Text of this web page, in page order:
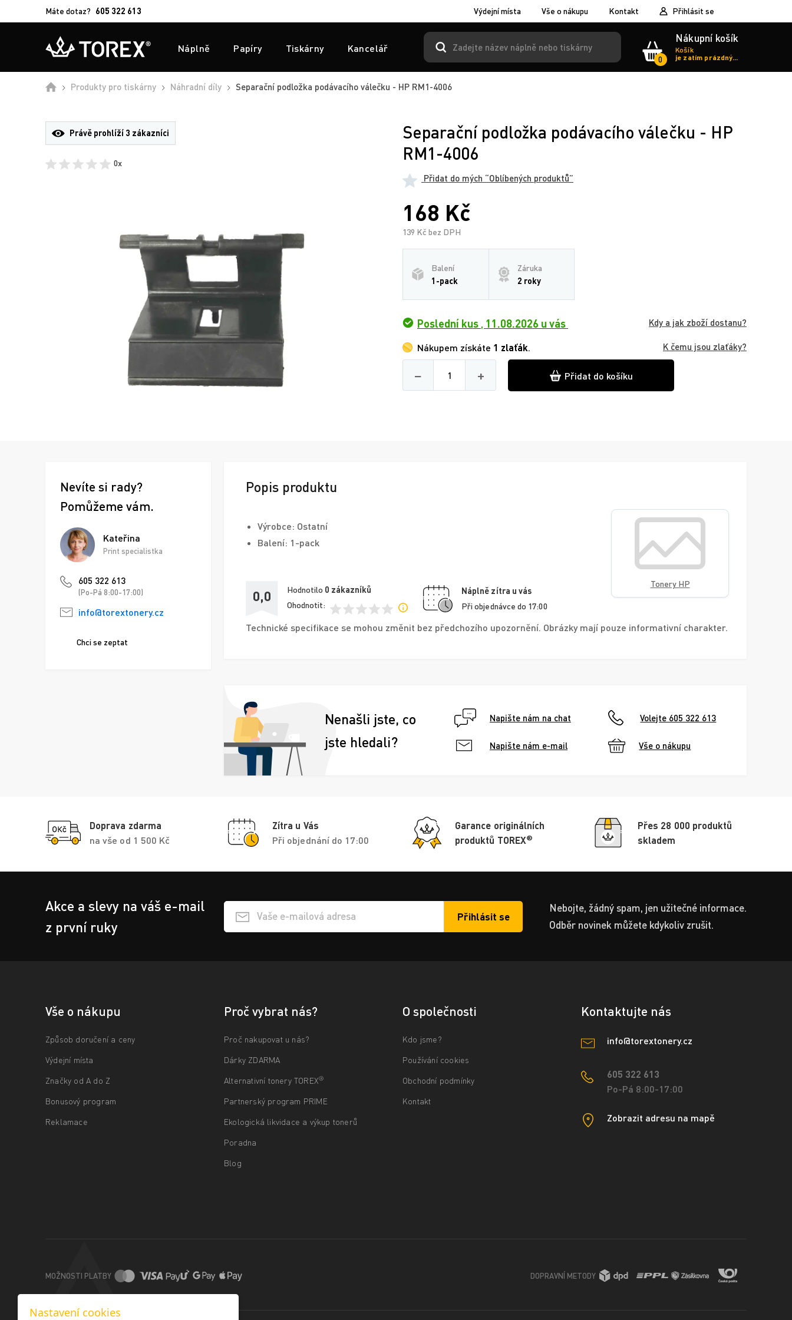
Máte dotaz? 605 322 613 Výdejní místa Vše o nákupu Kontakt Přihlásit se
Náplně Papíry Tiskárny Kancelář
0
Nákupní košík
Košík
je zatím prázdný...
ÚvodProdukty pro tiskárny Náhradní díly Separační podložka podávacího válečku - HP RM1-4006
Právě prohlíží 3 zákazníci
0x
Separační podložka podávacího válečku - HP
RM1-4006
Přidat do mých “Oblíbených produktů”
168 Kč
139 Kč bez DPH
Balení
1-pack
Záruka
2 roky
Poslední kus , 11.08.2026 u vás Kdy a jak zboží dostanu?
Nákupem získáte 1 zlaťák. K čemu jsou zlaťáky?
−
Množství
+ Přidat do košíku
Nevíte si rady?
Pomůžeme vám.
Kateřina
Print specialistka
605 322 613
(Po-Pá 8:00-17:00)
info@torextonery.cz
Chci se zeptat
Popis produktu
Výrobce: Ostatní
Balení: 1-pack
0,0 Hodnotilo 0 zákazníků
Ohodnotit:
Náplně zítra u vás
Při objednávce do 17:00
Tonery HP
Technické specifikace se mohou změnit bez předchozího upozornění. Obrázky mají pouze informativní charakter.
Nenašli jste, co
jste hledali?
Napište nám na chat Volejte 605 322 613
Napište nám e-mail Vše o nákupu
Doprava zdarma
na vše od 1 500 Kč
Zítra u Vás
Při objednání do 17:00
Garance originálních
produktů TOREX®
Přes 28 000 produktů
skladem
Akce a slevy na váš e-mail
z první ruky
Přihlášení e-mailu k odběru Přihlásit se
Nebojte, žádný spam, jen užitečné informace.
Odběr novinek můžete kdykoliv zrušit.
Vše o nákupu
Způsob doručení a ceny
Výdejní místa
Značky od A do Z
Bonusový program
Reklamace
Proč vybrat nás?
Proč nakupovat u nás?
Dárky ZDARMA
Alternativní tonery TOREX®
Partnerský program PRIME
Ekologická likvidace a výkup tonerů
Poradna
Blog
O společnosti
Kdo jsme?
Používání cookies
Obchodní podmínky
Kontakt
Kontaktujte nás
info@torextonery.cz
605 322 613
Po-Pá 8:00-17:00
Zobrazit adresu na mapě
MOŽNOSTI PLATBY DOPRAVNÍ METODY
Nastavení cookies